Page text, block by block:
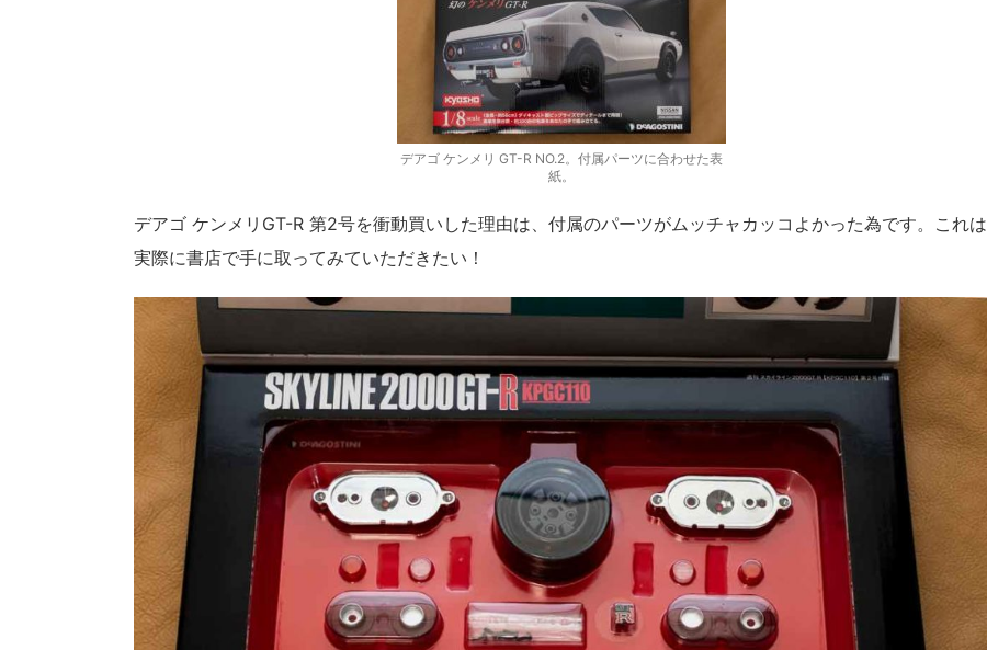
デアゴ ケンメリ GT-R NO.2。付属パーツに合わせた表
紙。
デアゴ ケンメリGT-R 第2号を衝動買いした理由は、付属のパーツがムッチャカッコよかった為です。これは
実際に書店で手に取ってみていただきたい！